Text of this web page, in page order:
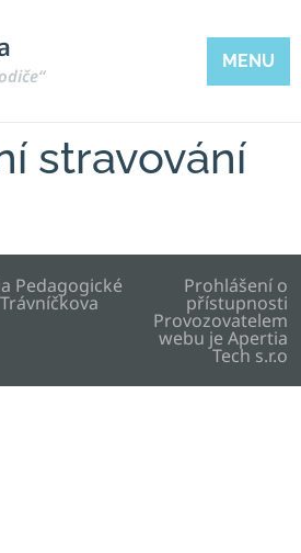
MENU
stravování
Pedagogické Prohlášení o
přístupnosti
Provozovatelem
webu je Apertia
Tech s.r.o